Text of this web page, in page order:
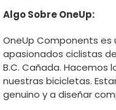
Algo Sobre OneUp:
OneUp Components
apasionados ciclistas
B.C. Cañada. Hacemos
nuestras bicicletas.
genuino y a diseñar